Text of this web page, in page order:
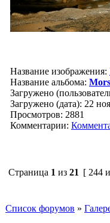
Название изображения:
Название альбома:
Загружено
Загружено (дата): 22
Просмотров: 2881
Комментарии:
Страница 1 из 21 [ 244
Список форумов »